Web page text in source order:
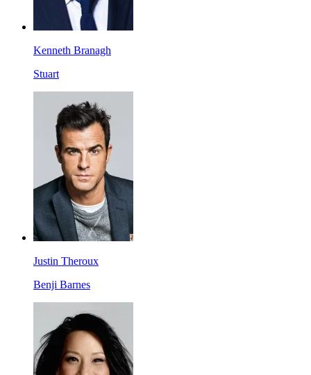
Kenneth Branagh
Stuart
Justin Theroux
Benji Barnes